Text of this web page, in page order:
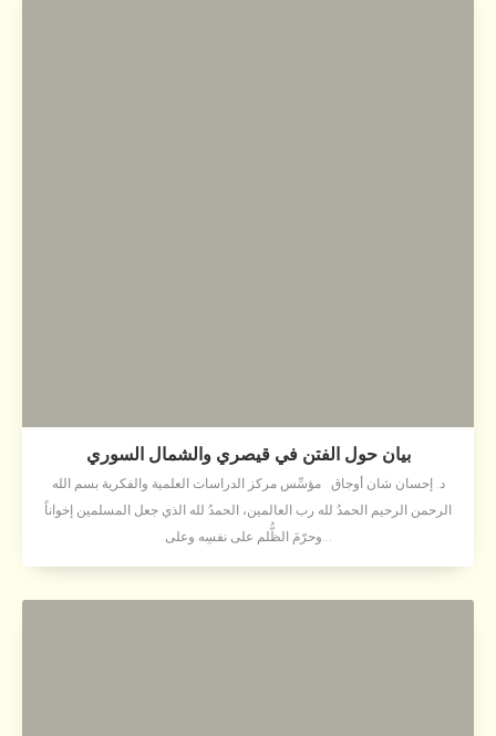
بيان حول الفتن في قيصري والشمال السوري
د. إحسان شان أوجاق مؤسِّس مركز الدراسات العلمية والفكرية بسم الله
الرحمن الرحيم الحمدُ لله رب العالمين، الحمدُ لله الذي جعل المسلمين إخواناً